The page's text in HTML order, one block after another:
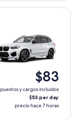
$83
y cargos incluidos
$53 per day
precio hace 7 horas